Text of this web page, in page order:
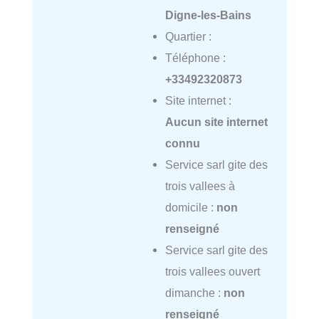
Digne-les-Bains
Quartier :
Téléphone :
+33492320873
Site internet :
Aucun site internet
connu
Service sarl gite des
trois vallees à
domicile : non
renseigné
Service sarl gite des
trois vallees ouvert
dimanche : non
renseigné